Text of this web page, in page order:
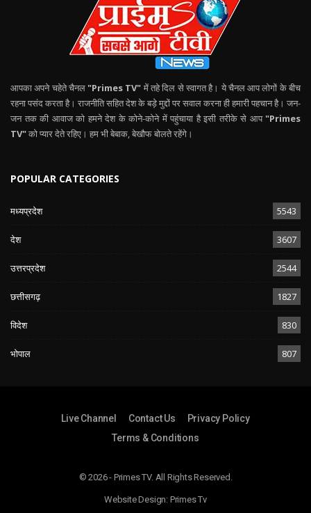
आपका अपने चहेते चैनल "Primes TV" में तहे दिल से स्वागत है। ये चैनल आप लोगों के बीच
रहना पसंद करता है। राजनीति सहित देश के बड़े मुद्दों पर सवाल करना ही हमारी पहचान है। जन-
जन तक की आवाज को हमने देश के कोने-कोने में पहुंचाया है इसी तरीके से आप "Primes
TV"को प्यार देते रहिए। हम भी बेबाक, बेखौफ बोलते रहेंगे।
POPULAR CATEGORIES
मध्यप्रदेश 5543
देश 3607
उत्तरप्रदेश 2544
छत्तीसगढ़ 1827
विदेश 830
भोपाल 807
Live Channel Contact Us
Privacy Policy
Terms & Conditions
© 2026 - Primes TV. All Rights Reserved.
Website Design: Primes Tv